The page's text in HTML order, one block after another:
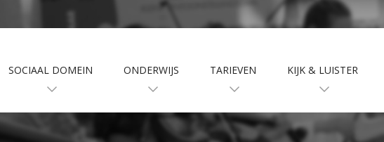
SOCIAAL DOMEIN ONDERWIJS TARIEVEN KIJK & LUISTER